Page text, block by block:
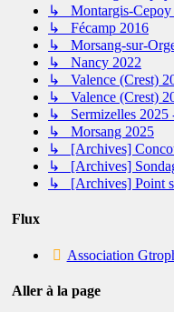
↳ Montargis-Cepoy
↳ Fécamp 2016
↳ Morsang-sur-
↳ Nancy 2022
↳ Valence (Crest)
↳ Valence (Crest)
↳ Sermizelles
↳ Morsang 2025
↳ [Archives]
↳ [Archives]
↳ [Archives] Point
Flux
Association
Aller à la page